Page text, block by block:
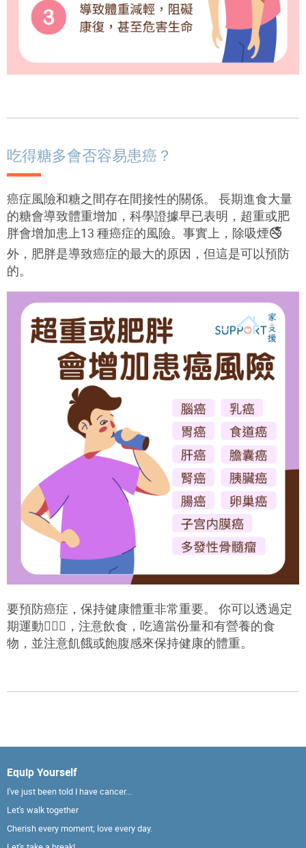
吃得糖多會否容易患癌？
癌症風險和糖之間存在間接性的關係。 長期進食大量
的糖會導致體重增加，科學證據早已表明，超重或肥
胖會增加患上13 種癌症的風險。事實上，除吸煙🚭
外，肥胖是導致癌症的最大的原因，但這是可以預防
的。
要預防癌症，保持健康體重非常重要。 你可以透過定
期運動🏃🏻‍♀️，注意飲食，吃適當份量和有營養的食
物，並注意飢餓或飽腹感來保持健康的體重。
Equip Yourself
I've just been told I have cancer...
Let's walk together
Cherish every moment; love every day.